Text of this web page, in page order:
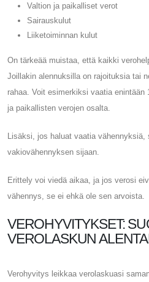
Valtion ja paikalliset verot
Sairauskulut
Liiketoiminnan kulut
On tärkeää muistaa, että kaikki
Joillakin alennuksilla on rajoituksia tai
rahaa. Voit esimerkiksi vaatia enintään
ja paikallisten verojen osalta.
Lisäksi, jos haluat vaatia
vakiovähennyksen sijaan.
Erittely voi viedä aikaa, ja jos verosi
vähennys, se ei ehkä ole sen arvoista.
VEROHYVITYKSET:
VEROLASKUN
Verohyvitys leikkaa verolaskuasi